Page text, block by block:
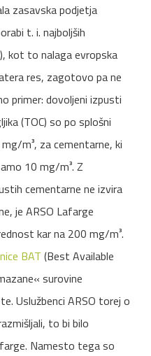
zasavska podjetja
t. i. najboljših
kot to nalaga evropska
res, zagotovo pa ne
primer: dovoljeni izpusti
(TOC) so po splošni
m³, za cementarne, ki
10 mg/m³. Z
cementarne ne izvira
je ARSO Lafarge
kar na 200 mg/m³.
BAT (Best Available
surovine
Uslužbenci ARSO torej o
to bi bilo
Namesto tega so